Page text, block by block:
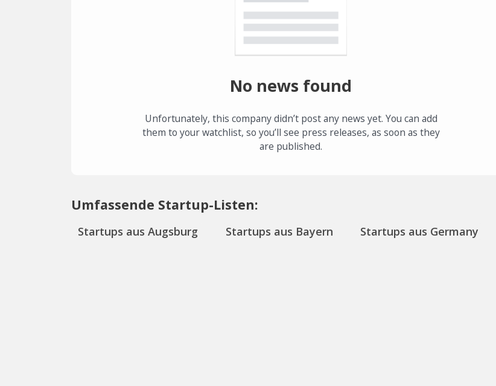
No news found
Unfortunately, this company didn’t post any news yet. You can add
them to your watchlist, so you’ll see press releases, as soon as they
are published.
Umfassende Startup-Listen:
Startups aus Augsburg Startups aus Bayern Startups aus Germany